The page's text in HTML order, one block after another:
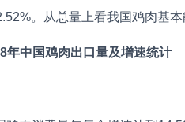
。从总量上看我国鸡肉基本
年中国鸡肉出口量及增速统计